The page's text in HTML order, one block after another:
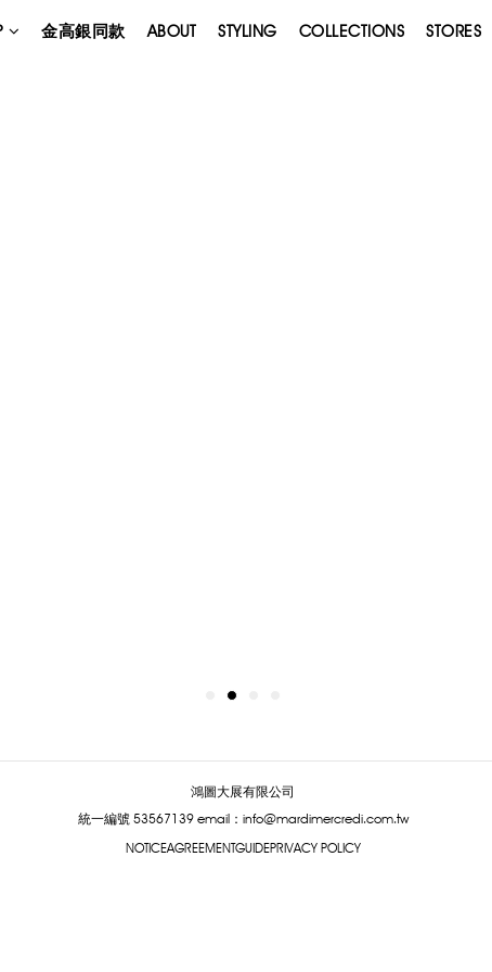
金高銀同款 ABOUT STYLING COLLECTIONS STORES
鴻圖大展有限公司
統一編號 53567139 email：info@mardimercredi.com.tw
NOTICEAGREEMENTGUIDEPRIVACY POLICY